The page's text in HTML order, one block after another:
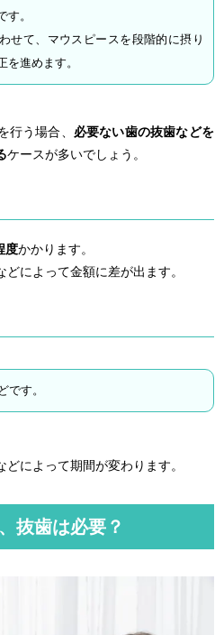
す。
せて、マウスピースを段階的に摂り
を進めます。
行う場合、 必要ない歯の抜歯などを
ケースが多いでしょう。
度かかります。
によって金額に差が出ます。
です。
によって期間が変わります。
抜歯は必要？